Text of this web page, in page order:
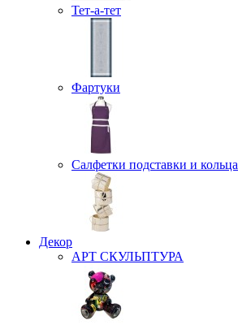
Тет-а-тет
Фартуки
Салфетки подставки и кольца
Декор
АРТ СКУЛЬПТУРА